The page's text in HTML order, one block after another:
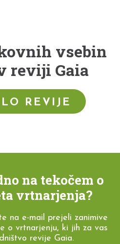
vsebin
reviji Gaia
REVIJE
na tekočem o
vrtnarjenja?
na e-mail prejeli zanimive
o vrtnarjenju, ki jih za vas
revije Gaia.